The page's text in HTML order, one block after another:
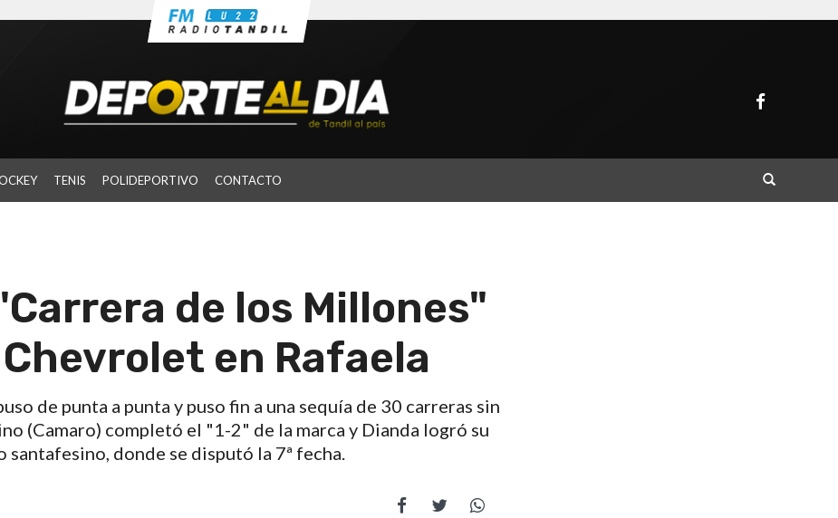
TENIS POLIDEPORTIVO CONTACTO
de los Millones"
en Rafaela
de punta a punta y puso fin a una sequía de 30 carreras sin
(Camaro) completó el "1-2" de la marca y Dianda logró su
donde se disputó la 7ª fecha.